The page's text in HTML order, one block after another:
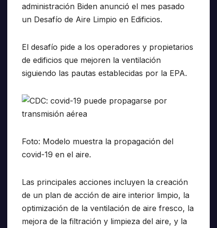
administración Biden anunció el mes pasado
un Desafío de Aire Limpio en Edificios.
El desafío pide a los operadores y propietarios
de edificios que mejoren la ventilación
siguiendo las pautas establecidas por la EPA.
Foto: Modelo muestra la propagación del
covid-19 en el aire.
Las principales acciones incluyen la creación
de un plan de acción de aire interior limpio, la
optimización de la ventilación de aire fresco, la
mejora de la filtración y limpieza del aire, y la